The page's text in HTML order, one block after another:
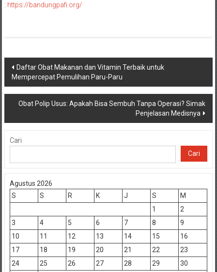
: https://bandungpafi.org/
Navigasi
pos
Daftar Obat Makanan dan Vitamin Terbaik untuk
Mempercepat Pemulihan Paru-Paru
Obat Polip Usus: Apakah Bisa Sembuh Tanpa Operasi? Simak
Penjelasan Medisnya
Cari
Cari
Agustus 2026
S
S R K J S
M
1
2
3
4 5 6 7 8
9
10
11 12 13 14 15
16
17
18 19 20 21 22
23
24
25 26 27 28 29
30